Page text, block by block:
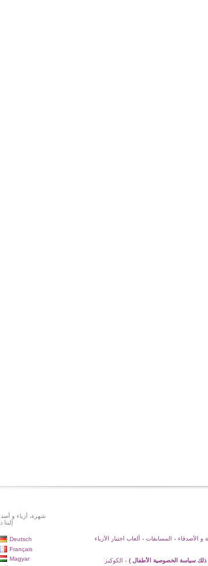
شهرة، أزياء و
و الأصدقاء • المسابقات • ألعاب اختيار الأزياء
سياسة الخصوصية الأطفال ) • الكوكيز
Deutsch
Français
Magyar